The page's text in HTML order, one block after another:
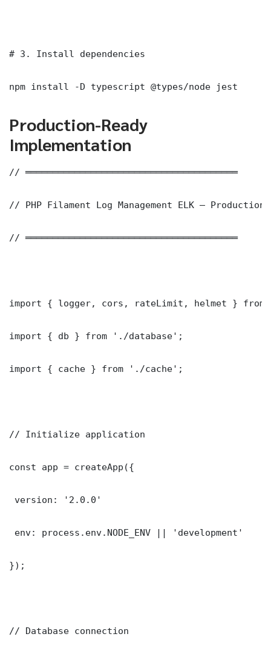
# 3. Install dependencies
npm install -D typescript @types/node jest
Production-Ready
Implementation
// ═══════════════════════════════════════
// PHP Filament Log Management ELK — Production
// ═══════════════════════════════════════
import { logger, cors, rateLimit, helmet } from
import { db } from './database';
import { cache } from './cache';
// Initialize application
const app = createApp({
version: '2.0.0'
env: process.env.NODE_ENV || 'development'
});
// Database connection